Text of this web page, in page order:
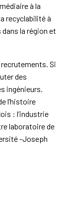
à la
recyclabilité à
la région et
recrutements. Si
des
ingénieurs.
l’histoire
: l’industrie
laboratoire de
-Joseph